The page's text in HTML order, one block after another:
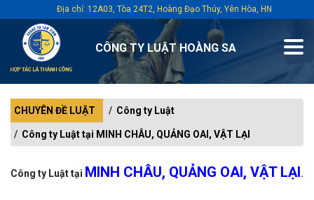
CÔNG TY LUẬT HOÀNG SA
Địa chỉ: 12A03, Tòa 24T2, Hoàng Đạo Thúy, Yên Hòa, HN
CHUYÊN ĐỀ LUẬT Công ty Luật
Công ty Luật tại MINH CHÂU, QUẢNG OAI, VẬT LẠI
Công ty Luật tại MINH CHÂU, QUẢNG OAI, VẬT LẠI.